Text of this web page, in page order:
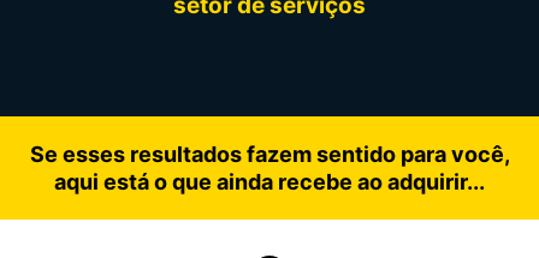
Se esses resultados fazem sentido para você,
aqui está o que ainda recebe ao adquirir...